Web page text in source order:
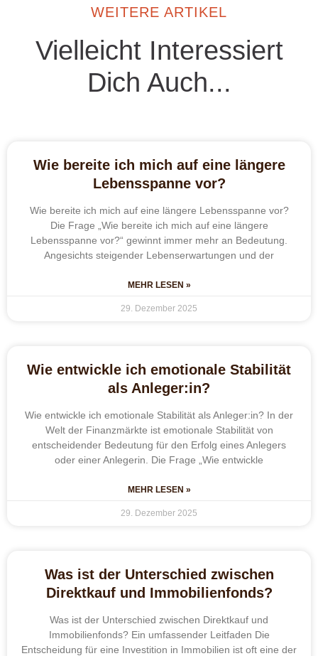
WEITERE ARTIKEL
Vielleicht Interessiert
Dich Auch...
Wie bereite ich mich auf eine längere
Lebensspanne vor?
Wie bereite ich mich auf eine längere Lebensspanne vor?
Die Frage „Wie bereite ich mich auf eine längere
Lebensspanne vor?“ gewinnt immer mehr an Bedeutung.
Angesichts steigender Lebenserwartungen und der
MEHR LESEN »
29. Dezember 2025
Wie entwickle ich emotionale Stabilität
als Anleger:in?
Wie entwickle ich emotionale Stabilität als Anleger:in? In der
Welt der Finanzmärkte ist emotionale Stabilität von
entscheidender Bedeutung für den Erfolg eines Anlegers
oder einer Anlegerin. Die Frage „Wie entwickle
MEHR LESEN »
29. Dezember 2025
Was ist der Unterschied zwischen
Direktkauf und Immobilienfonds?
Was ist der Unterschied zwischen Direktkauf und
Immobilienfonds? Ein umfassender Leitfaden Die
Entscheidung für eine Investition in Immobilien ist oft eine der